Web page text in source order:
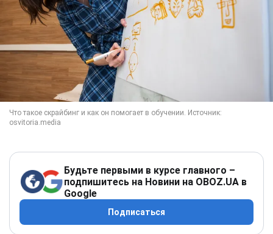
Будьте первыми в курсе главного –
подпишитесь на Новини на OBOZ.UA в
Google
Подписаться